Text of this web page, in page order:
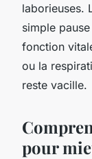
laborieuses.
simple
fonction
ou la
reste vacille.
pour